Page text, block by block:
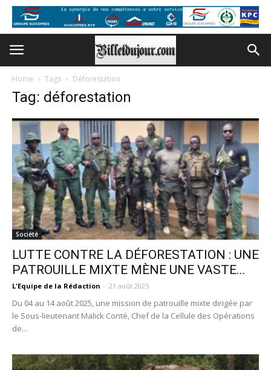
Home Tags Déforestation
Tag: déforestation
Société
LUTTE CONTRE LA DÉFORESTATION : UNE
PATROUILLE MIXTE MÈNE UNE VASTE...
L'Equipe de la Rédaction - 21 août 2025
Du 04 au 14 août 2025, une mission de patrouille mixte dirigée par
le Sous-lieutenant Malick Conté, Chef de la Cellule des Opérations
de...